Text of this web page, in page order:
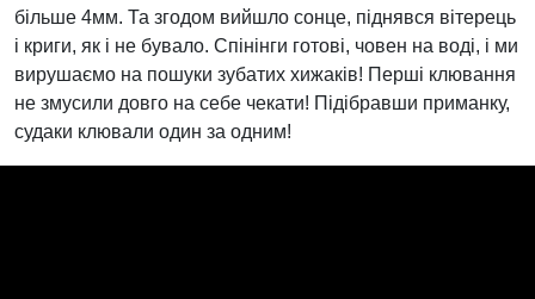
більше 4мм. Та згодом вийшло сонце, піднявся вітерець
і криги, як і не бувало. Спінінги готові, човен на воді, і ми
вирушаємо на пошуки зубатих хижаків! Перші клювання
не змусили довго на себе чекати! Підібравши приманку,
судаки клювали один за одним!